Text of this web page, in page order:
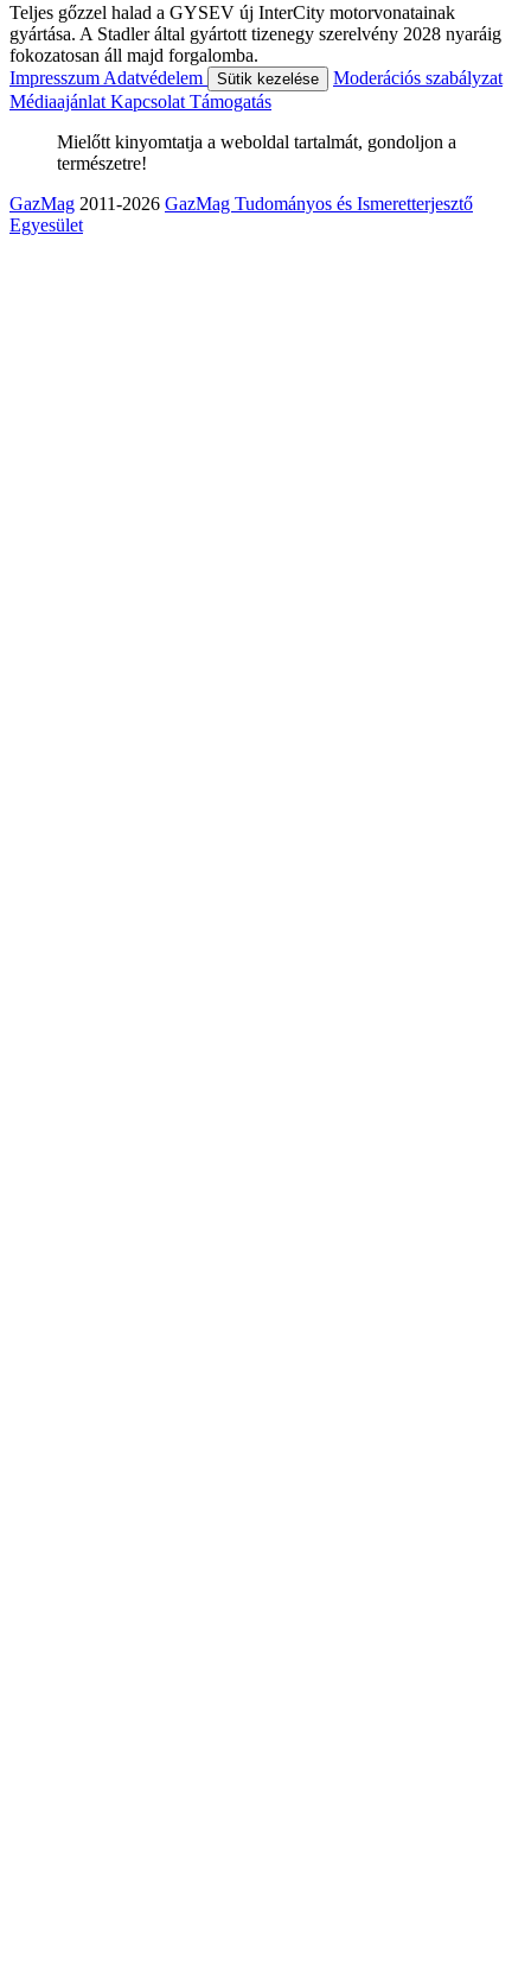
Teljes gőzzel halad a GYSEV új InterCity motorvonatainak
gyártása. A Stadler által gyártott tizenegy szerelvény 2028 nyaráig
fokozatosan áll majd forgalomba.
Impresszum Adatvédelem Sütik kezelése
Moderációs szabályzat
Médiaajánlat Kapcsolat Támogatás
Mielőtt kinyomtatja a weboldal tartalmát, gondoljon a
természetre!
GazMag 2011-2026 GazMag Tudományos és Ismeretterjesztő
Egyesület